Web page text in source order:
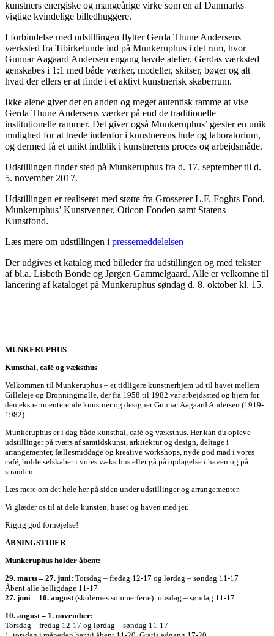
kunstners energiske og mangeårige virke som en af Danmarks
vigtige kvindelige billedhuggere.
I forbindelse med udstillingen flytter Gerda Thune Andersens
værksted fra Tibirkelunde ind på Munkeruphus i det rum, hvor
Gunnar Aagaard Andersen engang havde atelier. Gerdas værksted
genskabes i 1:1 med både værker, modeller, skitser, bøger og alt
hvad der ellers er at finde i et aktivt kunstnerisk skaberrum.
Ikke alene giver det en anden og meget autentisk ramme at vise
Gerda Thune Andersens værker på end de traditionelle
institutionelle rammer. Det giver også Munkeruphus’ gæster en unik
mulighed for at træde indenfor i kunstnerens hule og laboratorium,
og dermed få et unikt indblik i kunstnerens proces og arbejdsmåde.
Udstillingen finder sted på Munkeruphus fra d. 17. september til d.
5. november 2017.
Udstillingen er realiseret med støtte fra Grosserer L.F. Foghts Fond,
Munkeruphus’ Kunstvenner, Oticon Fonden samt Statens
Kunstfond.
Læs mere om udstillingen i pressemeddelelsen
Der udgives et katalog med billeder fra udstillingen og med tekster
af bl.a. Lisbeth Bonde og Jørgen Gammelgaard. Alle er velkomne til
lancering af kataloget på Munkeruphus søndag d. 8. oktober kl. 15.
MUNKERUPHUS
Kunsthal, café og væksthus
Velkommen til Munkeruphus – et tidligere kunstnerhjem ud til havet mellem
Gilleleje og Dronningmølle, der fra 1958 til 1982 var arbejdssted og hjem for
den eksperimenterende kunstner og designer Gunnar Aagaard Andersen (1919-
1982).
Munkeruphus er i dag både kunsthal, café og væksthus. Her kan du opleve
udstillinger på tværs af samtidskunst, arkitektur og design, deltage i
arrangementer, fællesmiddage og kreative workshops, nyde god mad i vores
café, holde selskaber i vores væksthus eller gå på opdagelse i haven og på
stranden.
Læs mere om det hele her på siden under udstillinger og arrangementer.
Vi glæder os til at dele kunsten, huset og haven med jer.
Rigtig god fornøjelse!
ÅBNINGSTIDER
Munkeruphus holder åbent:
29. marts – 27. juni: Torsdag – fredag 12-17 og lørdag – søndag 11-17
Åbent alle helligdage 11-17
27. juni – 10. august(skolernes sommerferie): onsdag – søndag 11-17
10. august – 1. november:
Torsdag – fredag 12-17 og lørdag – søndag 11-17